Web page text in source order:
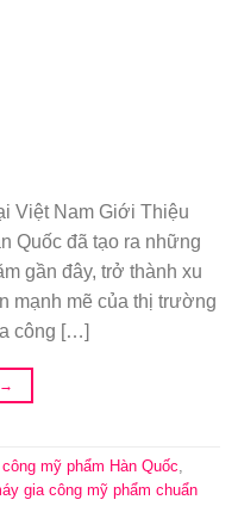
Việt Nam Giới Thiệu
Quốc đã tạo ra những
gần đây, trở thành xu
mạnh mẽ của thị trường
công […]
→
mỹ phẩm Hàn Quốc,
gia công mỹ phẩm chuẩn